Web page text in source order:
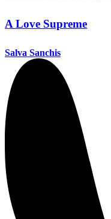
A Love Supreme
Salva Sanchis